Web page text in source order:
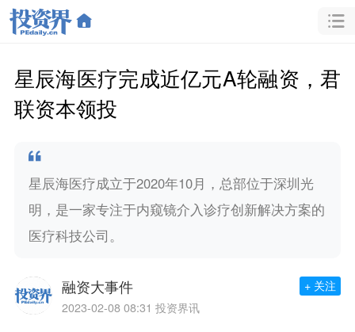
星辰海医疗完成近亿元A轮融资，君
联资本领投
星辰海医疗成立于2020年10月，总部位于深圳光
明，是一家专注于内窥镜介入诊疗创新解决方案的
医疗科技公司。
融资大事件
2023-02-08 08:31 投资界讯
+ 关注